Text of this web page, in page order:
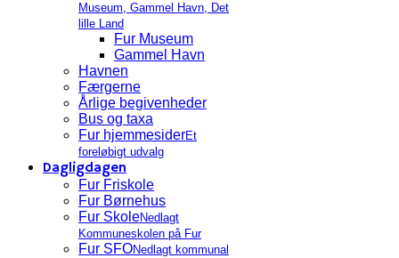
Museum, Gammel Havn, Det
lille Land
Fur Museum
Gammel Havn
Havnen
Færgerne
Årlige begivenheder
Bus og taxa
Fur hjemmesiderEt
foreløbigt udvalg
Dagligdagen
Fur Friskole
Fur Børnehus
Fur SkoleNedlagt
Kommuneskolen på Fur
Fur SFONedlagt kommunal